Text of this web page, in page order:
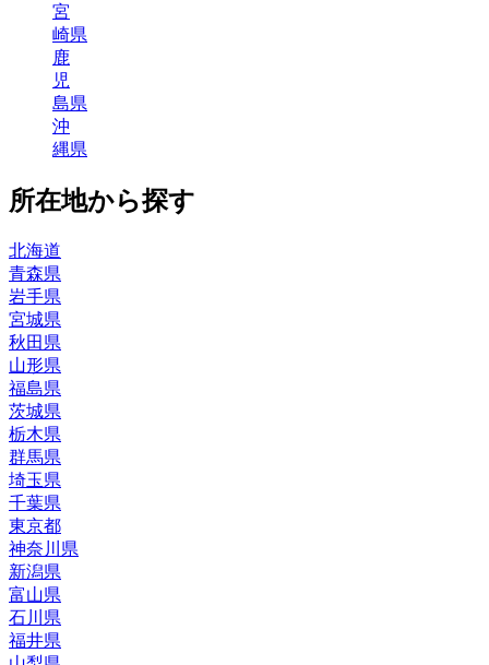
宮
崎県
鹿
児
島県
沖
縄県
所在地から探す
北海道
青森県
岩手県
宮城県
秋田 県
山形県
福島県
茨城県
栃木県
群馬県
埼玉県
千葉県
東京都
神奈川 県
新潟県
富山県
石川 県
福井県